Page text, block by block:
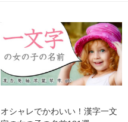
オシャレでかわいい！漢字一文